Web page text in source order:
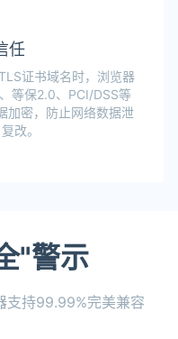
任
证书域名时，浏览器
等保2.0、PCI/DSS等
加密，防止网络数据泄
改。
"警示
支持99.99%完美兼容